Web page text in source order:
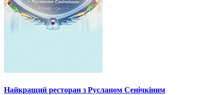
Найкращий ресторан з Русланом Сенічкіним